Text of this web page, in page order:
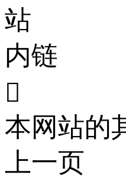
站
内链

本网站的
上一页